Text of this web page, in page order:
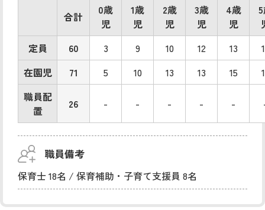
合計
0歳
児
1歳
児
2歳
児
3歳
児
4歳
児
定員
60 3 9 10 12 13
在園児
71 5 10 13 13 15
職員配
置
26 - - - - -
職員備考
保育士 18名 / 保育補助・子育て支援員 8名